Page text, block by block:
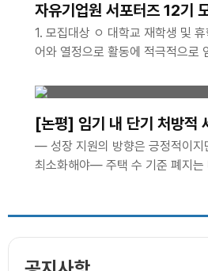
(국문과 등) - 시장 경제에 관심이
2026년 9월 1일 ~ 11월 3..
자유기업원 서포터즈 12기
1. 모집대상 ㅇ 대학교 재학생 및 휴학생 ㅇ 참신한 아이디
어와 열정으로 활동에 적극적으로
동 유경험자 및 SNS 활용 가능자,
한 분 - 월 2회 이상 콘텐츠(카드
제작이 가능한 분 - 발대식 및 수료
한 분 *발대식 일시/장소: 2026
[논평] 임기 내 단기 처방적
하고 예측가능한 세제가 필
— 성장 지원의 방향은 긍정적이지
최소화해야— 주택 수 기준 폐지는